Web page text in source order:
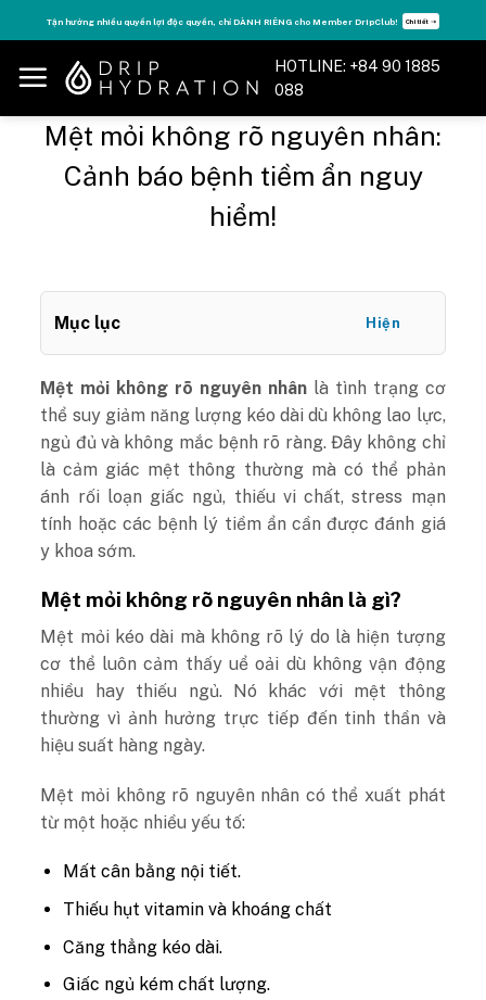
to
content
Tăng năng lượng - sống đỉnh cao với thẻ Vitamin Drip Membership. Xem ngay ➝
HOTLINE: +84 90 1885
088
Mệt mỏi không rõ nguyên nhân:
Cảnh báo bệnh tiềm ẩn nguy
hiểm!
Mục lục Hiện
Mệt mỏi không rõ nguyên nhânlà tình trạng cơ
thể suy giảm năng lượng kéo dài dù không lao lực,
ngủ đủ và không mắc bệnh rõ ràng. Đây không chỉ
là cảm giác mệt thông thường mà có thể phản
ánh rối loạn giấc ngủ, thiếu vi chất, stress mạn
tính hoặc các bệnh lý tiềm ẩn cần được đánh giá
y khoa sớm.
Mệt mỏi không rõ nguyên nhân là gì?
Mệt mỏi kéo dài mà không rõ lý do là hiện tượng
cơ thể luôn cảm thấy uể oải dù không vận động
nhiều hay thiếu ngủ. Nó khác với mệt thông
thường vì ảnh hưởng trực tiếp đến tinh thần và
hiệu suất hàng ngày.
Mệt mỏi không rõ nguyên nhân có thể xuất phát
từ một hoặc nhiều yếu tố:
Mất cân bằng nội tiết.
Thiếu hụt vitamin và khoáng chất
Căng thẳng kéo dài.
Giấc ngủ kém chất lượng.